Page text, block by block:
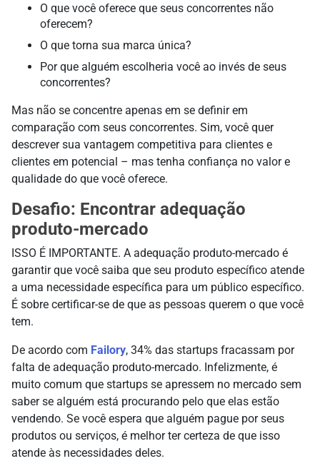
O que você oferece que seus concorrentes não
oferecem?
O que torna sua marca única?
Por que alguém escolheria você ao invés de seus
concorrentes?
Mas não se concentre apenas em se definir em
comparação com seus concorrentes. Sim, você quer
descrever sua vantagem competitiva para clientes e
clientes em potencial – mas tenha confiança no valor e
qualidade do que você oferece.
Desafio: Encontrar adequação
produto-mercado
ISSO É IMPORTANTE. A adequação produto-mercado é
garantir que você saiba que seu produto específico atende
a uma necessidade específica para um público específico.
É sobre certificar-se de que as pessoas querem o que você
tem.
De acordo com Failory, 34% das startups fracassam por
falta de adequação produto-mercado. Infelizmente, é
muito comum que startups se apressem no mercado sem
saber se alguém está procurando pelo que elas estão
vendendo. Se você espera que alguém pague por seus
produtos ou serviços, é melhor ter certeza de que isso
atende às necessidades deles.